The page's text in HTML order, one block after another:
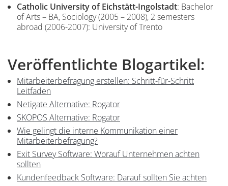
Catholic University of Eichstätt-Ingolstadt: Bachelor
of Arts – BA, Sociology (2005 – 2008), 2 semesters
abroad (2006-2007): University of Trento
Inhalt
Veröffentlichte Blogartikel:
Mitarbeiterbefragung erstellen: Schritt-für-Schritt
Leitfaden
Netigate Alternative: Rogator
SKOPOS Alternative: Rogator
Wie gelingt die interne Kommunikation einer
Mitarbeiterbefragung?
Exit Survey Software: Worauf Unternehmen achten
sollten
Kundenfeedback Software: Darauf sollten Sie achten